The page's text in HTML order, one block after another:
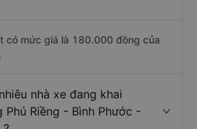
có mức giá là 180.000 đồng của
nhà xe đang khai
Riềng - Bình Phước -